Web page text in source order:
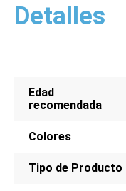
Detalles
Edad
recomendada
Colores
Tipo de Producto